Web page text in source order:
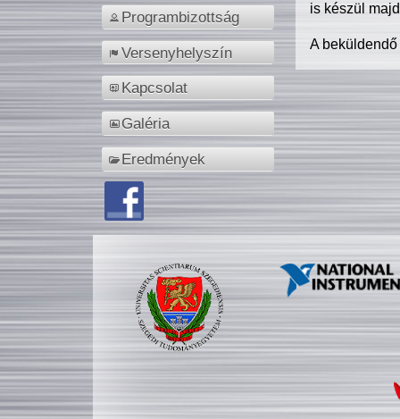
Programbizottság
Versenyhelyszín
Kapcsolat
Galéria
Eredmények
is készül
A